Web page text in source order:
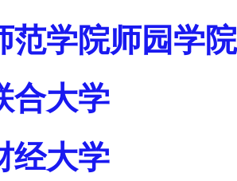
范学院师园学院
合大学
经大学